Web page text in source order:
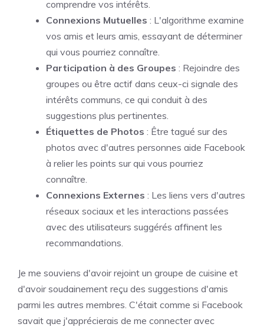
comprendre vos intérêts.
Connexions Mutuelles : L'algorithme examine
vos amis et leurs amis, essayant de déterminer
qui vous pourriez connaître.
Participation à des Groupes : Rejoindre des
groupes ou être actif dans ceux-ci signale des
intérêts communs, ce qui conduit à des
suggestions plus pertinentes.
Étiquettes de Photos : Être tagué sur des
photos avec d'autres personnes aide Facebook
à relier les points sur qui vous pourriez
connaître.
Connexions Externes : Les liens vers d'autres
réseaux sociaux et les interactions passées
avec des utilisateurs suggérés affinent les
recommandations.
Je me souviens d'avoir rejoint un groupe de cuisine et
d'avoir soudainement reçu des suggestions d'amis
parmi les autres membres. C'était comme si Facebook
savait que j'apprécierais de me connecter avec